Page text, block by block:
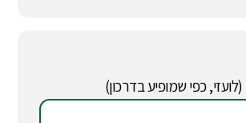
(לועזי, כפי שמופיע בדרכון)